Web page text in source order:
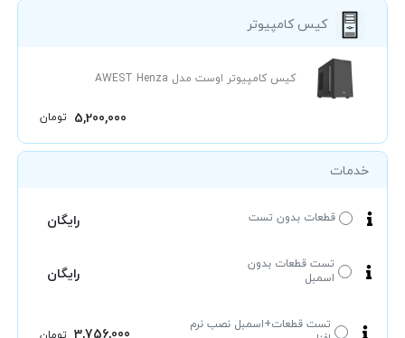
کیس کامپیوتر
5,200,000 تومان
کیس کامپیوتر اوست مدل AWEST Henza
خدمات
رایگان قطعات بدون تست
رایگان
تست قطعات بدون
اسمبل
تست قطعات+اسمبل نصب نرم